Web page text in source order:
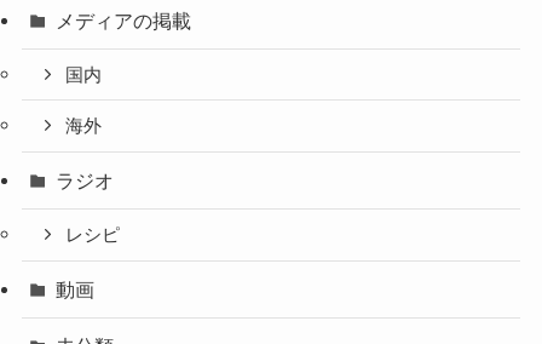
メディアの掲載
国内
海外
ラジオ
レシピ
動画